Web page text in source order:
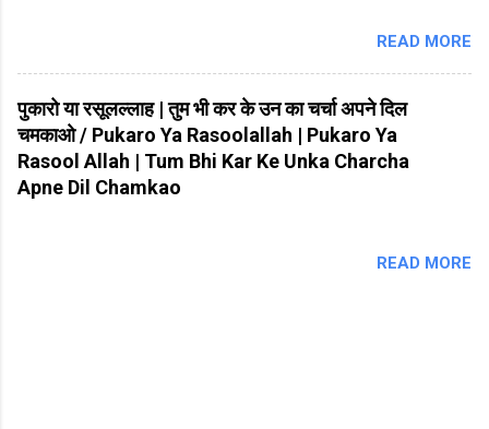
READ MORE
पुकारो या रसूलल्लाह | तुम भी कर के उन का चर्चा अपने दिल
चमकाओ / Pukaro Ya Rasoolallah | Pukaro Ya
Rasool Allah | Tum Bhi Kar Ke Unka Charcha
Apne Dil Chamkao
READ MORE